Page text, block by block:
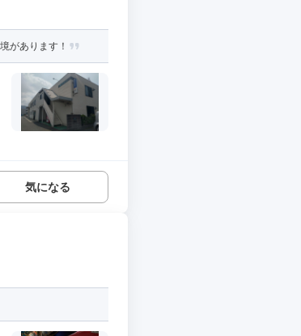
があります！
気になる